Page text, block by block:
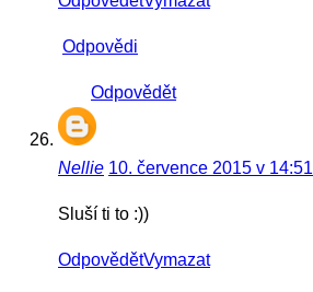
Odpovědi
Odpovědět
Nellie 10. července 2015 v 14:51
Sluší ti to :))
OdpovědětVymazat